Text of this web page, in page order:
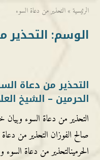
الرئيسية » التحذير من دعاة السوء
الوسم:
التحذير من دعاة
الحرمين – الشيخ
التحذير من دعاة السوء
صالح الفوزان التحذير من
الحرمينالتحذير من دعاة